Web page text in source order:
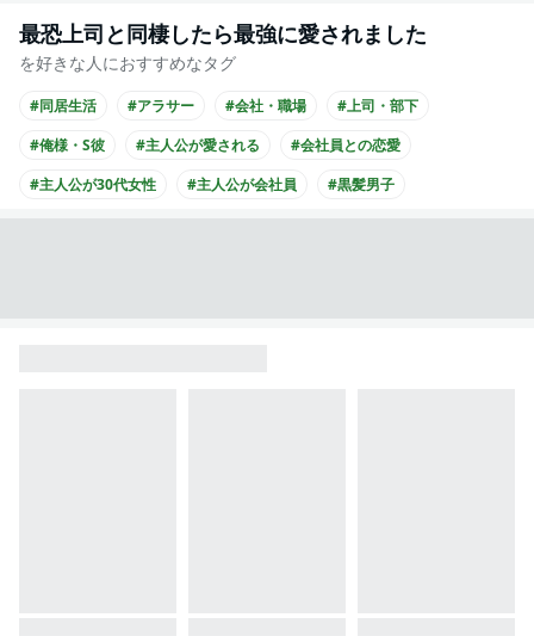
最恐上司と同棲したら最強に愛されました
を好きな人におすすめなタグ
#同居生活 #アラサー #会社・職場
#上司・部下
#俺様・S彼
#主人公が愛される
#会社員との恋愛
#主人公が30代女性
#主人公が会社員 #黒髪男子